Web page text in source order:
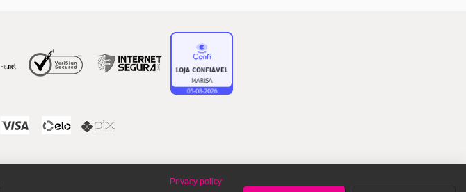
Privacy policy